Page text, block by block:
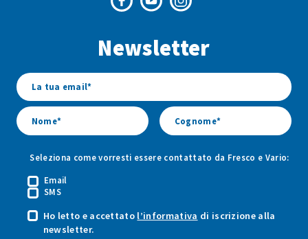
di
di
di
Newsletter
Seleziona come vorresti essere contattato da Fresco e Vario:
Email
SMS
Ho letto e accettato l’informativa di iscrizione alla
newsletter.